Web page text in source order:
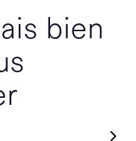
bien